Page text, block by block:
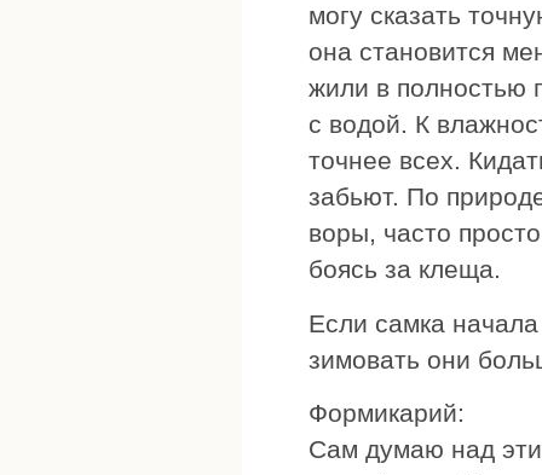
могу сказать
она становится
жили в полностью
с водой. К
точнее всех.
забьют. По
воры, часто
боясь за клеща.
Если самка
зимовать они
Формикарий:
Сам думаю над